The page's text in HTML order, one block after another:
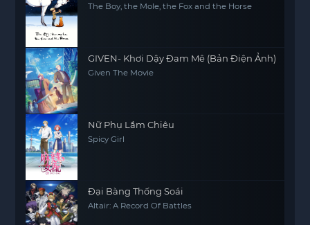
The Boy, the Mole, the Fox and the Horse
GIVEN- Khơi Dậy Đam Mê (Bản Điện Ảnh)
Given The Movie
Nữ Phụ Lắm Chiêu
Spicy Girl
Đại Bàng Thống Soái
Altair: A Record Of Battles